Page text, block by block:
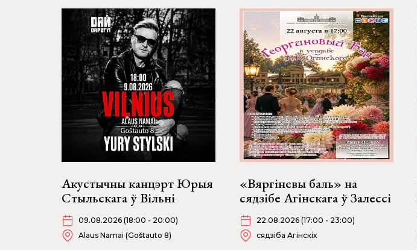
Акустычны канцэрт Юрыя
Стыльскага ў Вільні
09.08.2026 (18:00 - 20:00)
Alaus Namai (Goštauto 8)
«Вяргіневы баль» на
сядзібе Агінскага ў Залессі
22.08.2026 (17:00 - 23:00)
сядзіба Агінскіх